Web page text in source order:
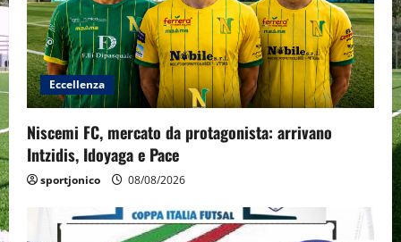
Eccellenza
Niscemi FC, mercato da protagonista: arrivano
Intzidis, Idoyaga e Pace
sportjonico 08/08/2026